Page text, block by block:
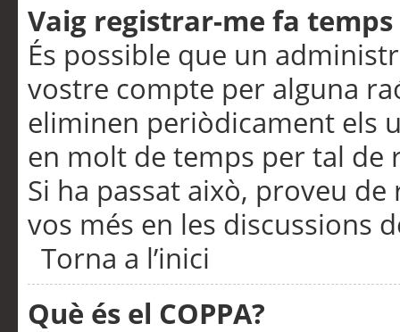
Vaig registrar-me fa
És possible que un
vostre compte per alguna
eliminen periòdicament els
en molt de temps per tal de
Si ha passat això, proveu
vos més en les discussions
Torna a l’inici
Què és el COPPA?